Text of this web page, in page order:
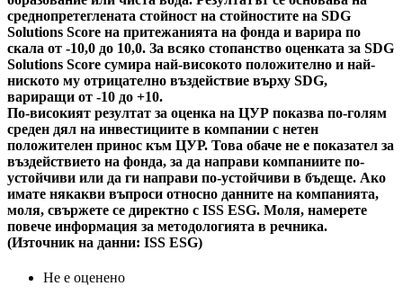
среднопретеглената стойност на стойностите на SDG
Solutions Score на притежанията на фонда и варира по
скала от -10,0 до 10,0. За всяко стопанство оценката за SDG
Solutions Score сумира най-високото положително и най-
ниското му отрицателно въздействие върху SDG,
вариращи от -10 до +10.
По-високият резултат за оценка на ЦУР показва по-голям
среден дял на инвестициите в компании с нетен
положителен принос към ЦУР. Това обаче не е показател за
въздействието на фонда, за да направи компаниите по-
устойчиви или да ги направи по-устойчиви в бъдеще. Ако
имате някакви въпроси относно данните на компанията,
моля, свържете се директно с ISS ESG. Моля, намерете
повече информация за методологията в речника.
(Източник на данни: ISS ESG)
Не е оценено